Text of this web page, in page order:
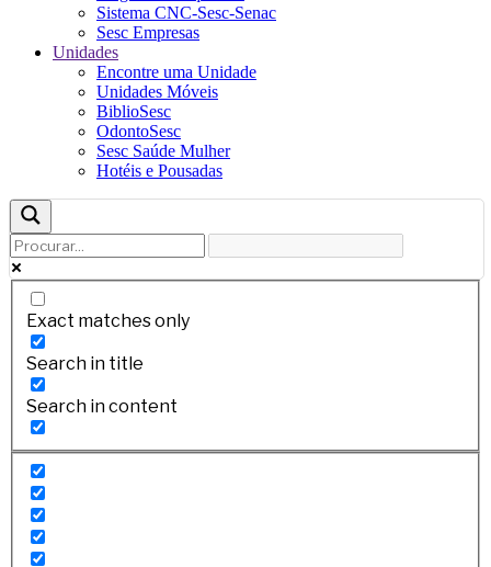
Sistema CNC-Sesc-Senac
Sesc Empresas
Unidades
Encontre uma Unidade
Unidades Móveis
BiblioSesc
OdontoSesc
Sesc Saúde Mulher
Hotéis e Pousadas
Exact matches only
Search in title
Search in content